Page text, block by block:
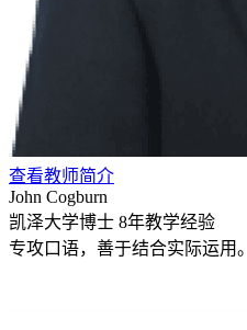
查看教师简介
John Cogburn
凯泽大学博士 8年教学经验
专攻口语，善于结合实际运用。